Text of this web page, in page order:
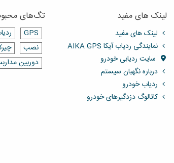
لینک های مفید
لینک های مفید
نمایندگی ردیاب آیکا AIKA GPS
سایت ردیابی خودرو
درباره نگهبان سیستم
ردیاب خودرو
کاتالوگ دزدگیرهای خودرو
تگ‌های
GPS
نصب
دوربین